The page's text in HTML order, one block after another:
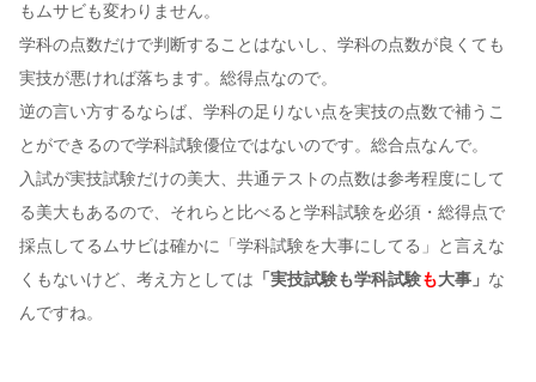
もムサビも変わりません。
学科の点数だけで判断することはないし、学科の点数が良くても
実技が悪ければ落ちます。総得点なので。
逆の言い方するならば、学科の足りない点を実技の点数で補うこ
とができるので学科試験優位ではないのです。総合点なんで。
入試が実技試験だけの美大、共通テストの点数は参考程度にして
る美大もあるので、それらと比べると学科試験を必須・総得点で
採点してるムサビは確かに「学科試験を大事にしてる」と言えな
くもないけど、考え方としては 「実技試験も学科試験も大事」 な
んですね。